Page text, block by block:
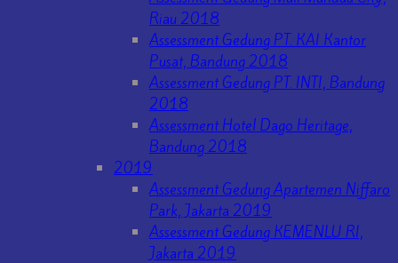
Riau 2018
Assessment Gedung PT. KAI Kantor
Pusat, Bandung 2018
Assessment Gedung PT. INTI, Bandung
2018
Assessment Hotel Dago Heritage,
Bandung 2018
2019
Assessment Gedung Apartemen Niffaro
Park, Jakarta 2019
Assessment Gedung KEMENLU RI,
Jakarta 2019